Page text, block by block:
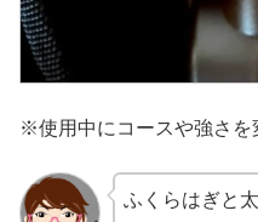
※使用中にコースや強さを
ふくらはぎと